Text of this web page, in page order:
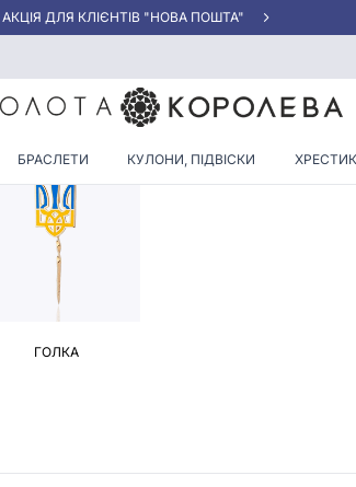
АКЦІЯ ДЛЯ КЛІЄНТІВ "НОВА ПОШТА"
БРАСЛЕТИ КУЛОНИ, ПІДВІСКИ
БРОШКИ, БУЛАВКИ
ГОЛКА